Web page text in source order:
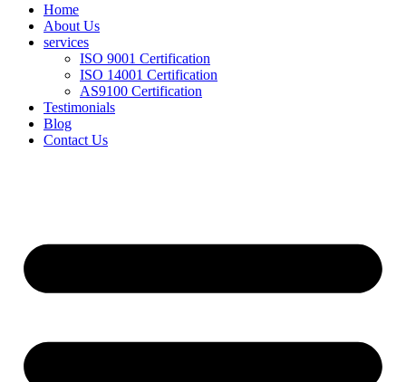
Home
About Us
services
ISO 9001 Certification
ISO 14001 Certification
AS9100 Certification
Testimonials
Blog
Contact Us